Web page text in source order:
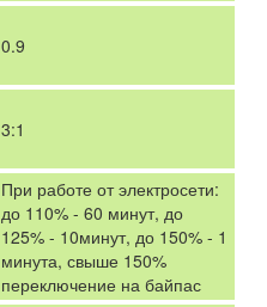
0.9
3:1
При работе от электросети:
до 110% - 60 минут, до
125% - 10минут, до 150% - 1
минута, свыше 150%
переключение на байпас